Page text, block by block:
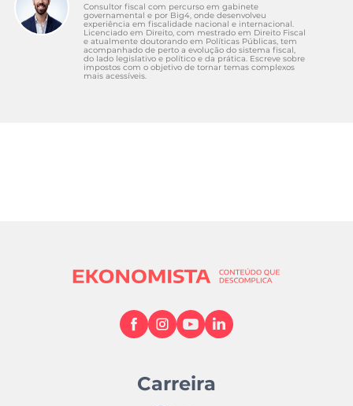
Consultor fiscal com percurso em gabinete
governamental e por Big4, onde desenvolveu
experiência em fiscalidade nacional e internacional.
Licenciado em Direito, com mestrado em Direito Fiscal
e atualmente doutorando em Políticas Públicas, tem
acompanhado de perto a evolução do sistema fiscal,
do lado legislativo e político e da prática. Escreve sobre
impostos com o objetivo de tornar temas complexos
mais acessíveis.
Carreira